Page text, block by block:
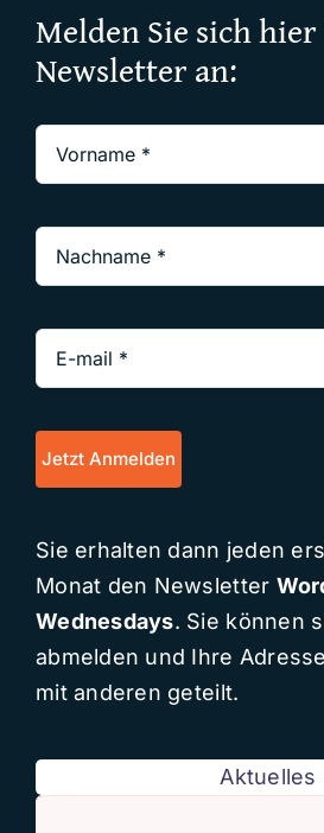
Melden Sie sich
Newsletter an:
Jetzt Anmelden
Sie erhalten dann jeden
Monat den Newsletter
Wednesdays. Sie können
abmelden und Ihre
mit anderen geteilt.
Aktuelles